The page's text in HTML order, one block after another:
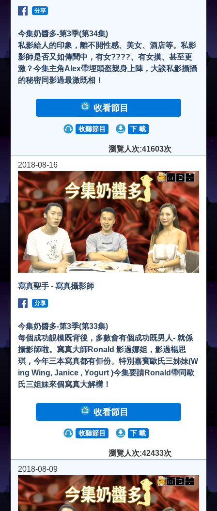
分享
今集奶醬多-第3季(第34集)
私影給人的印象，離不開性感、美女、酒店等。私影
影師是否又如傳聞中，有女????、有女摸、甚至更
激？今集主角Alex帶埋頭盔親身上陣，大談私影攝攝
的秘密同影過最激既相！
收看節目
收聽節目 下 載
瀏覽人次:41603次
2018-08-16
寫真聖手 - 寫真攝影師
分享
今集奶醬多-第3季(第33集)
每個成功靚模既背後，多數會有個成功既男人- 就係
攝影師啦。寫真大師Ronald 影過娜姐，影過楊思
琪，今年三本寫真都有佢份。特別嘉賓歐氏三姊妹(W
ing Wing, Janice , Yogurt )今集要請Ronald帶同歐
氏三姐妹來個寫真大解構！
收看節目
收聽節目 下 載
瀏覽人次:42433次
2018-08-09